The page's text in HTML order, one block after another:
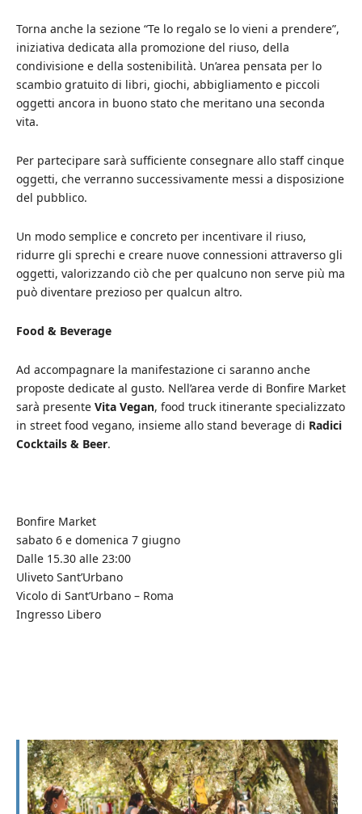
Torna anche la sezione “Te lo regalo se lo vieni a prendere”,
iniziativa dedicata alla promozione del riuso, della
condivisione e della sostenibilità. Un’area pensata per lo
scambio gratuito di libri, giochi, abbigliamento e piccoli
oggetti ancora in buono stato che meritano una seconda
vita.
Per partecipare sarà sufficiente consegnare allo staff cinque
oggetti, che verranno successivamente messi a disposizione
del pubblico.
Un modo semplice e concreto per incentivare il riuso,
ridurre gli sprechi e creare nuove connessioni attraverso gli
oggetti, valorizzando ciò che per qualcuno non serve più ma
può diventare prezioso per qualcun altro.
Food & Beverage
Ad accompagnare la manifestazione ci saranno anche
proposte dedicate al gusto. Nell’area verde di Bonfire Market
sarà presente Vita Vegan, food truck itinerante specializzato
in street food vegano, insieme allo stand beverage di Radici
Cocktails & Beer.
Bonfire Market
sabato 6 e domenica 7 giugno
Dalle 15.30 alle 23:00
Uliveto Sant’Urbano
Vicolo di Sant’Urbano – Roma
Ingresso Libero